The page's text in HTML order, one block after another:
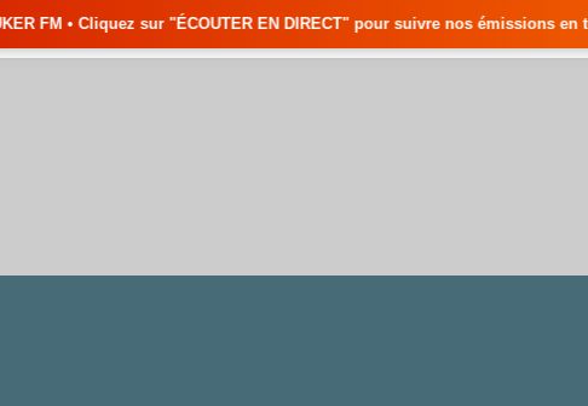
sur "ÉCOUTER EN DIRECT" pour suivre nos émissions en temps réel